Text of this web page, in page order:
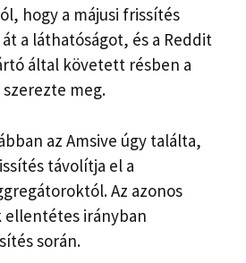
hogy a májusi frissítés
a láthatóságot, és a Reddit
által követett résben a
meg.
az Amsive úgy találta,
távolítja el a
Az azonos
irányban
során.